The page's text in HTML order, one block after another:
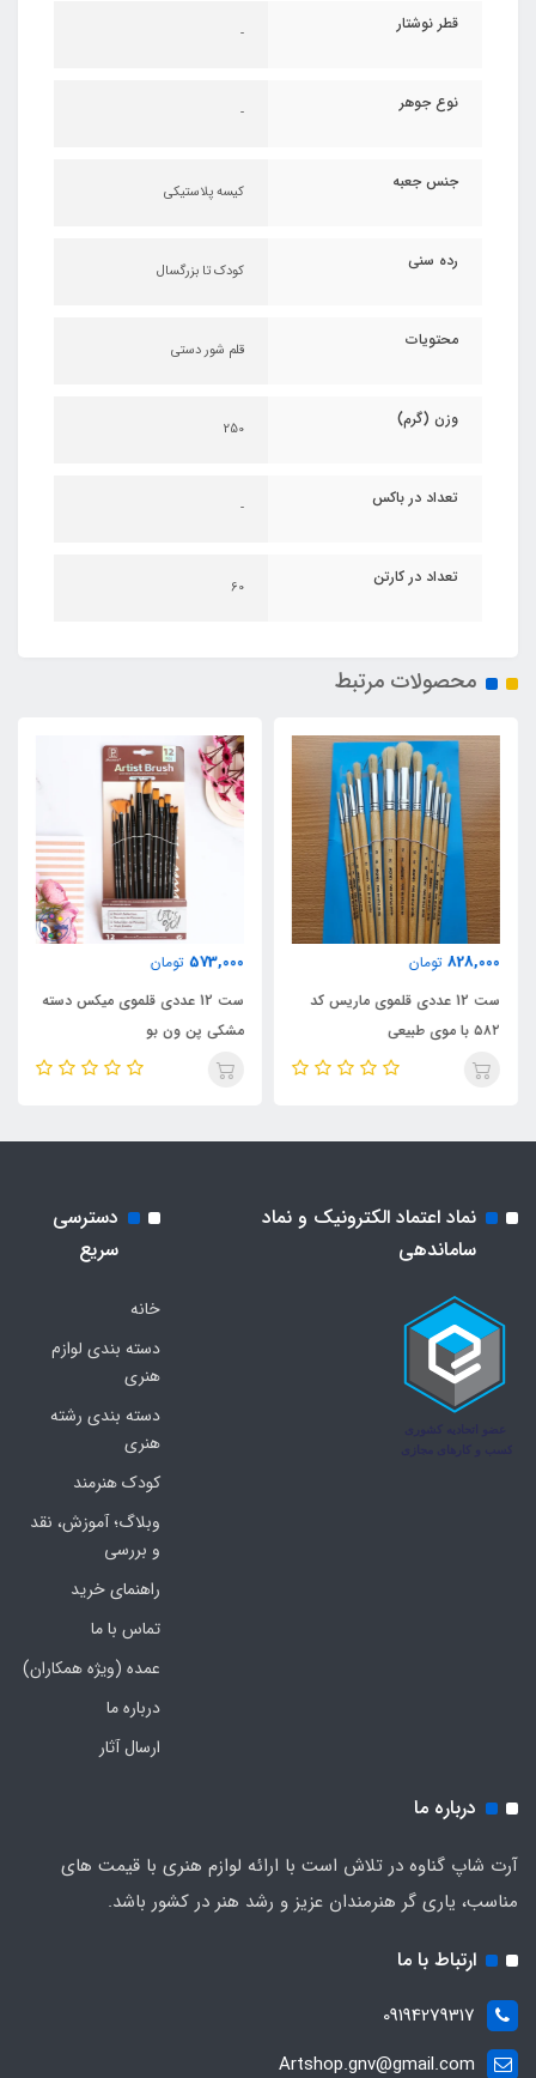
قطر نوشتار -
نوع جوهر -
جنس جعبه کیسه پلاستیکی
رده سنی کودک تا بزرگسال
محتویات قلم شور دستی
وزن (گرم) 250
تعداد در باکس -
تعداد در کارتن 60
محصولات مرتبط
828,000 تومان
ست 12 عددی قلموی ماریس کد
۵۸۲ با موی طبیعی
573,000 تومان
ست 12 عددی قلموی میکس دسته
مشکی پن ون بو
نماد اعتماد الکترونیک و نماد
ساماندهی
دسترسی
سریع
خانه
دسته بندی لوازم
هنری
دسته بندی رشته
هنری
کودک هنرمند
وبلاگ؛ آموزش، نقد
و بررسی
راهنمای خرید
تماس با ما
عمده (ویژه همکاران)
درباره ما
ارسال آثار
درباره ما
آرت شاپ گناوه در تلاش است با ارائه لوازم هنری با قیمت های
مناسب، یاری گر هنرمندان عزیز و رشد هنر در کشور باشد.
ارتباط با ما
09194279317
Artshop.gnv@gmail.com